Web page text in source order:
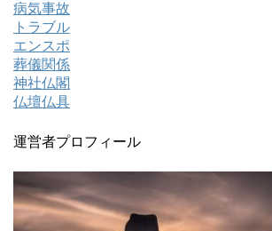
病気事故
トラブル
エンスポ
葬儀関係
神社仏閣
仏壇仏具
運営者プロフィール